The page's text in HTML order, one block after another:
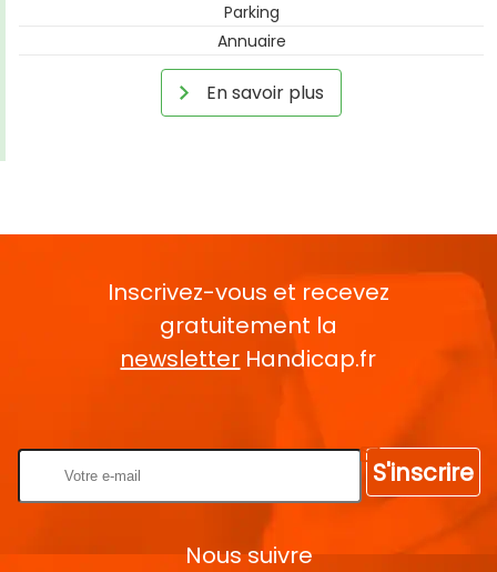
Parking
Annuaire
En savoir plus
Inscrivez-vous et recevez
gratuitement la
newsletter Handicap.fr
S'inscrire
Nous suivre